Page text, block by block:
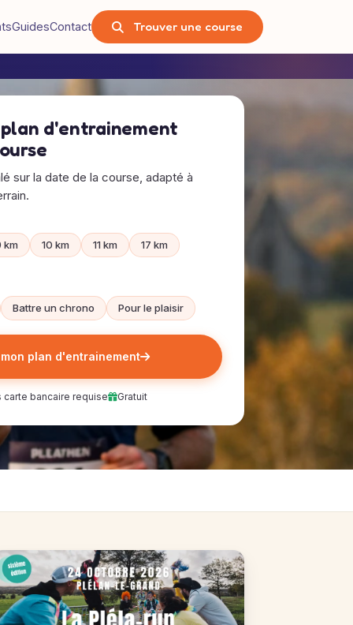
GuidesContact Trouver une course
d'entrainement
sur la date de la course, adapté à
km 10 km 11 km
17 km
Battre un chrono Pour le plaisir
plan d'entrainement
carte bancaire requise Gratuit